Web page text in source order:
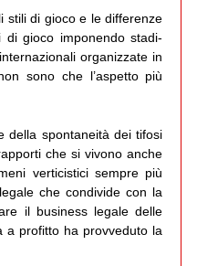
stili di gioco e le differenze
gioco imponendo stadi-
organizzate in
sono che l’aspetto più
della spontaneità dei tifosi
che si vivono anche
verticistici sempre più
che condivide con la
il business legale delle
a profitto ha provveduto la